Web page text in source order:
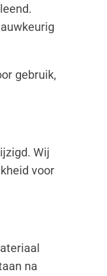
gebruik,
Wij
voor
na